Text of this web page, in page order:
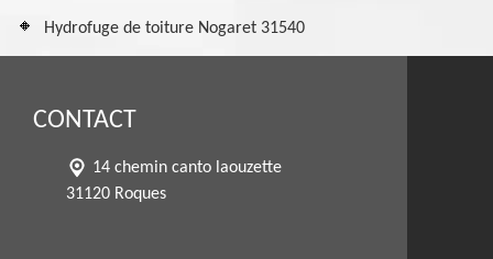
Hydrofuge de toiture Nogaret 31540
CONTACT
14 chemin canto laouzette
31120 Roques